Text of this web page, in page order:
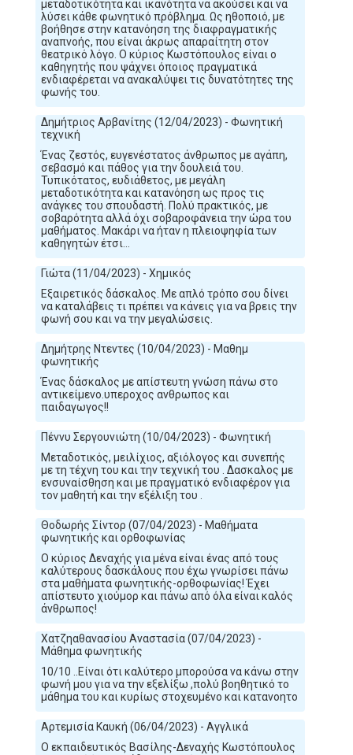
μεταδοτικότητα και ικανότητα να ακούσει και να
λύσει κάθε φωνητικό πρόβλημα. Ως ηθοποιό, με
βοήθησε στην κατανόηση της διαφραγματικής
αναπνοής, που είναι άκρως απαραίτητη στον
θεατρικό λόγο. Ο κύριος Κωστόπουλος είναι ο
καθηγητής που ψάχνει όποιος πραγματικά
ενδιαφέρεται να ανακαλύψει τις δυνατότητες της
φωνής του.
Δημήτριος Αρβανίτης (12/04/2023) - Φωνητική
τεχνική
Ένας ζεστός, ευγενέστατος άνθρωπος με αγάπη,
σεβασμό και πάθος για την δουλειά του.
Τυπικότατος, ευδιάθετος, με μεγάλη
μεταδοτικότητα και κατανόηση ως προς τις
ανάγκες του σπουδαστή. Πολύ πρακτικός, με
σοβαρότητα αλλά όχι σοβαροφάνεια την ώρα του
μαθήματος. Μακάρι να ήταν η πλειοψηφία των
καθηγητών έτσι...
Γιώτα (11/04/2023) - Χημικός
Εξαιρετικός δάσκαλος. Με απλό τρόπο σου δίνει
να καταλάβεις τι πρέπει να κάνεις για να βρεις την
φωνή σου και να την μεγαλώσεις.
Δημήτρης Ντεντες (10/04/2023) - Μαθημ
φωνητικής
Ένας δάσκαλος με απίστευτη γνώση πάνω στο
αντικείμενο.υπεροχος ανθρωπος και
παιδαγωγος!!
Πέννυ Σεργουνιώτη (10/04/2023) - Φωνητική
Μεταδοτικός, μειλίχιος, αξιόλογος και συνεπής
με τη τέχνη του και την τεχνική του . Δασκαλος με
ενσυναίσθηση και με πραγματικό ενδιαφέρον για
τον μαθητή και την εξέλιξη του .
Θοδωρής Σίντορ (07/04/2023) - Μαθήματα
φωνητικής και ορθοφωνίας
Ο κύριος Δεναχής για μένα είναι ένας από τους
καλύτερους δασκάλους που έχω γνωρίσει πάνω
στα μαθήματα φωνητικής-ορθοφωνίας! Έχει
απίστευτο χιούμορ και πάνω από όλα είναι καλός
άνθρωπος!
Χατζηαθανασίου Αναστασία (07/04/2023) -
Μάθημα φωνητικής
10/10 ..Είναι ότι καλύτερο μπορούσα να κάνω στην
φωνή μου για να την εξελίξω ,πολύ βοηθητικό το
μάθημα του και κυρίως στοχευμένο και κατανοητο
Αρτεμισία Καυκή (06/04/2023) - Αγγλικά
Ο εκπαιδευτικός Βασίλης-Δεναχής Κωστόπουλος